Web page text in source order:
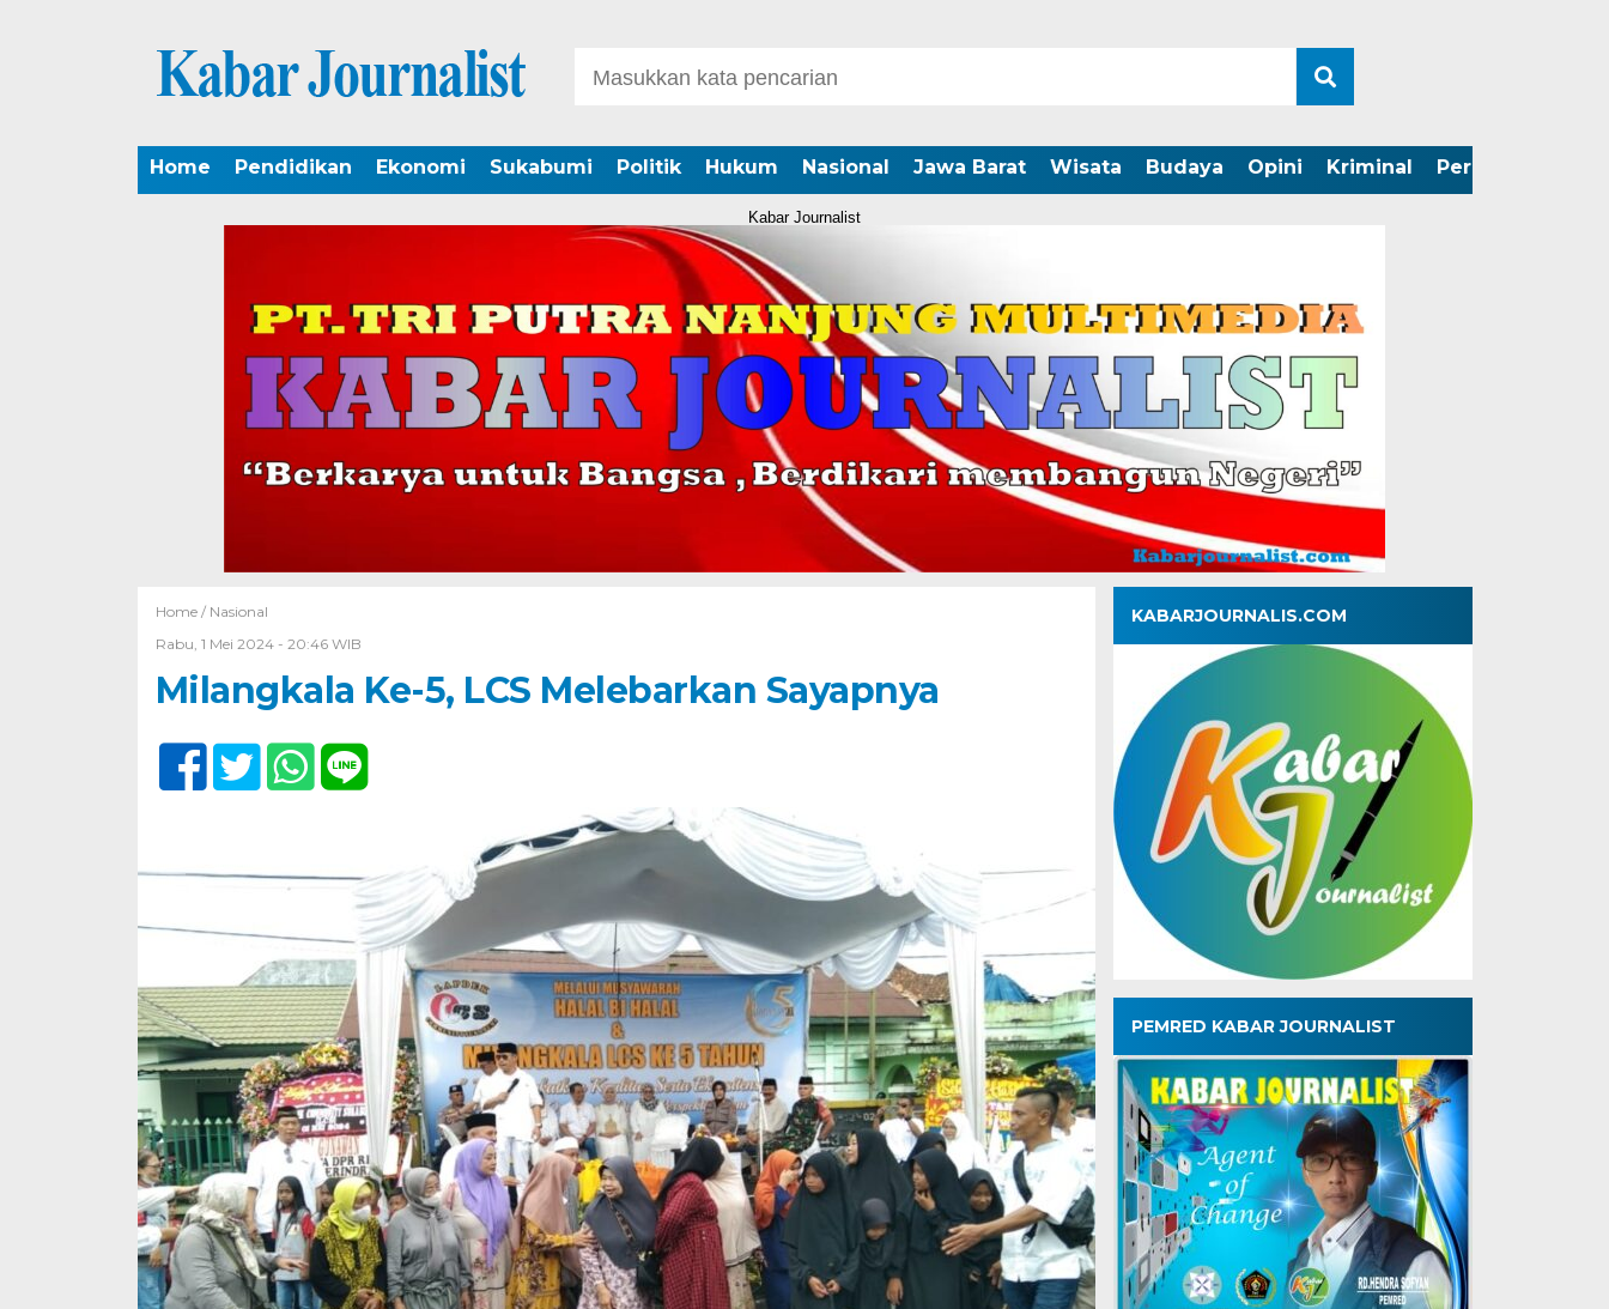
Home Pendidikan Ekonomi Sukabumi Politik Hukum Nasional Jawa Barat Wisata Budaya Opini Kriminal Peristiwa
Kabar Journalist
Home / Nasional
Rabu, 1 Mei 2024 - 20:46 WIB
Milangkala Ke-5, LCS Melebarkan Sayapnya
KABARJOURNALIS.COM
PEMRED KABAR JOURNALIST